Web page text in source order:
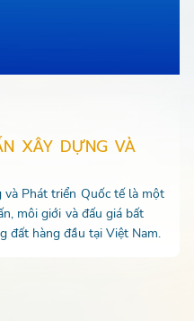
XÂY DỰNG VÀ
và Phát triển Quốc tế là một
môi giới và đấu giá bất
đất hàng đầu tại Việt Nam.